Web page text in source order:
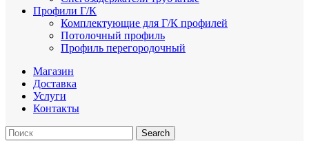
Профили Г/К
Комплектующие для Г/К профилей
Потолочный профиль
Профиль перегородочный
Магазин
Доставка
Услуги
Контакты
Search